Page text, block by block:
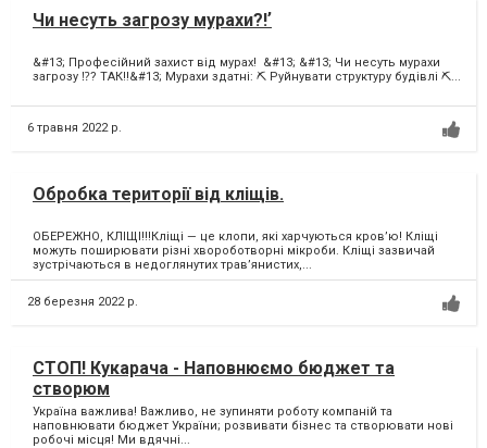
Чи несуть загрозу мурахи?!ʼ
&#13; Професійний захист від мурах! &#13; &#13; Чи несуть мурахи
загрозу ⁉️? ТАК‼️&#13; Мурахи здатні: ⛏ Руйнувати структуру будівлі ⛏...
6 травня 2022 р.
Обробка території від кліщів.
ОБЕРЕЖНО, КЛІЩІ!!!Кліщі — це клопи, які харчуються кров’ю! Кліщі
можуть поширювати різні хвороботворні мікроби. Кліщі зазвичай
зустрічаються в недоглянутих трав’янистих,...
28 березня 2022 р.
СТОП! Кукарача - Наповнюємо бюджет та
створюм
Україна важлива! Важливо, не зупиняти роботу компаній та
наповнювати бюджет України; розвивати бізнес та створювати нові
робочі місця! Ми вдячні...